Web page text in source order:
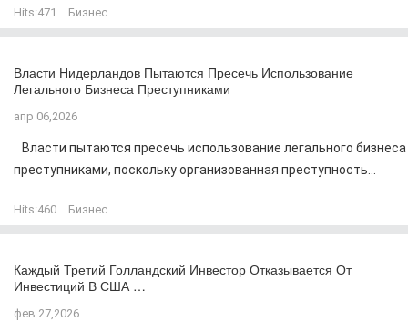
Hits:471 Бизнес
Власти Нидерландов Пытаются Пресечь Использование
Легального Бизнеса Преступниками
апр 06,2026
Власти пытаются пресечь использование легального бизнеса
преступниками, поскольку организованная преступность...
Hits:460 Бизнес
Каждый Третий Голландский Инвестор Отказывается От
Инвестиций В США …
фев 27,2026